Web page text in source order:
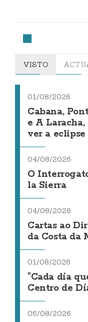
VISTO
01/08/2026
Cabana,
e A
ver a
04/08/2026
O
la Sierra
04/08/2026
Cartas ao
da Costa da
01/08/2026
"Cada día
Centro de
06/08/2026